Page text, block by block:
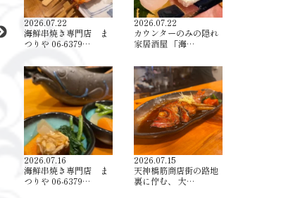
2026.07.22
海鮮串焼き専門店 ま
つりや 06-6379…
2026.07.22
カウンターのみの隠れ
家居酒屋 「海…
2026.07.16
海鮮串焼き専門店 ま
つりや 06-6379…
2026.07.15
天神橋筋商店街の路地
裏に佇む、 大…